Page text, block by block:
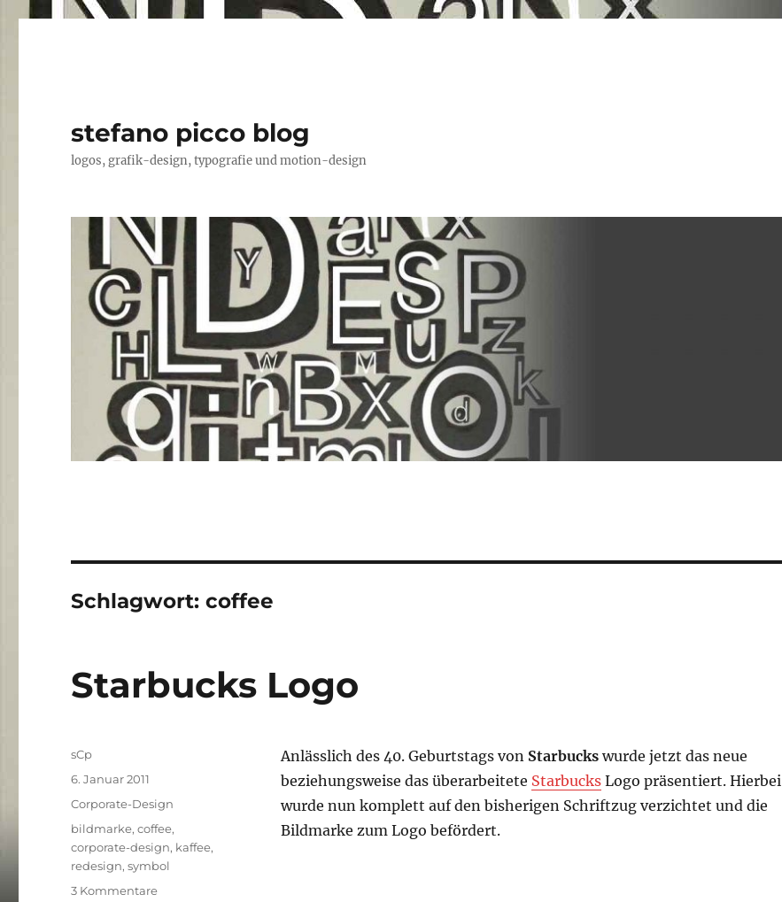
stefano picco blog
logos, grafik-design, typografie und motion-design
Schlagwort:coffee
Starbucks Logo
Anlässlich des 40. Geburtstags von Starbuckswurde jetzt das neue
beziehungsweise das überarbeitete StarbucksLogo präsentiert. Hierbei
wurde nun komplett auf den bisherigen Schriftzug verzichtet und die
Bildmarke zum Logo befördert.
Autor
sCp
Veröffentlicht
6. Januar 2011
Kategorien
Corporate-Design
Schlagwörter
bildmarke,coffee,
corporate-design, kaffee,
redesign,symbol
3 Kommentarezu